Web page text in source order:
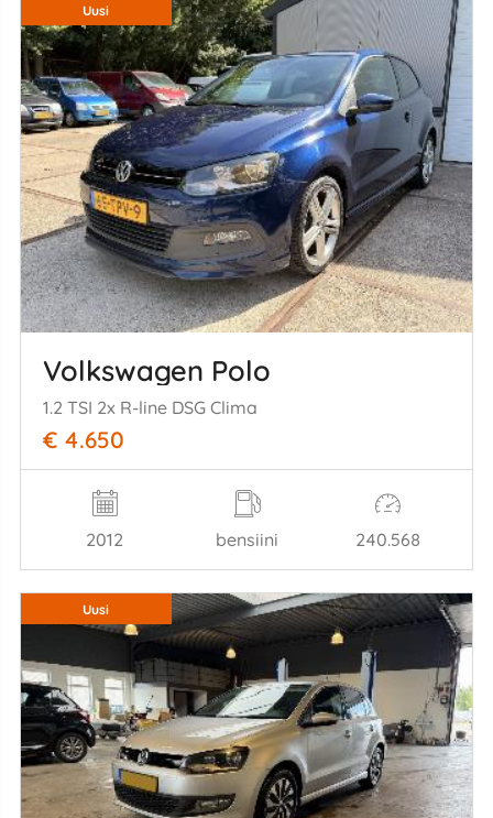
Uusi
Volkswagen Polo
1.2 TSI 2x R-line DSG Clima
€ 4.650
2012 bensiini 240.568
Uusi